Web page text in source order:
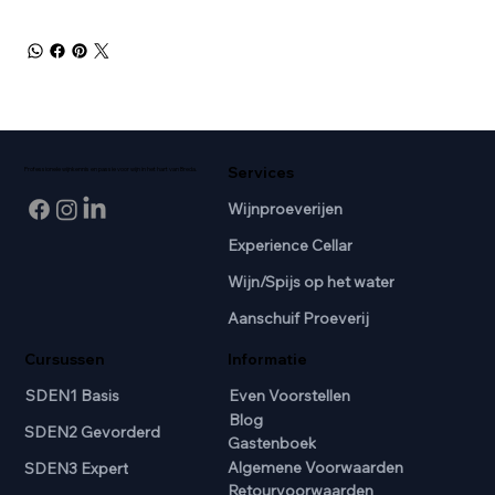
Professionele wijnkennis en passie voor wijn in het hart van Breda.
Cursussen
SDEN1 Basis
SDEN2 Gevorderd
SDEN3 Expert
Services
Wijnproeverijen
Experience Cellar
Wijn/Spijs op het water
Aanschuif Proeverij
Informatie
Even Voorstellen
Blog
Gastenboek
Algemene Voorwaarden